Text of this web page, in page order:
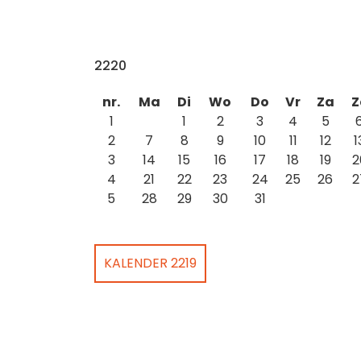
2220
nr.
Ma Di Wo Do Vr Za
1
1 2 3 4 5
2
7 8 9 10 11 12
3
14 15 16 17 18 19
4
21 22 23 24 25 26
5
28 29 30 31
KALENDER 2219